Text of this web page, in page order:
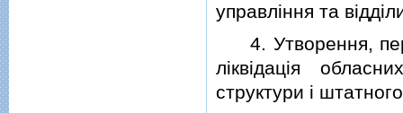
управлiння та
4. Утворення,
лiквiдацiя
структури i